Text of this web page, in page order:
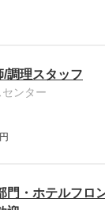
調理スタッフ
ンター
門・ホテルフロ